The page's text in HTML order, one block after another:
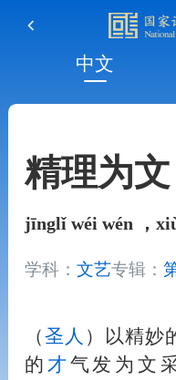
中文
精理为
jīnglǐ wéi wén ，
学科： 文艺专辑：
（圣 人 ）以精妙
的 才气发为文